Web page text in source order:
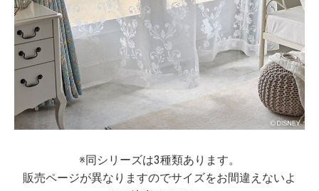
※同シリーズは3種類あります。
販売ページが異なりますのでサイズをお間違えないよ